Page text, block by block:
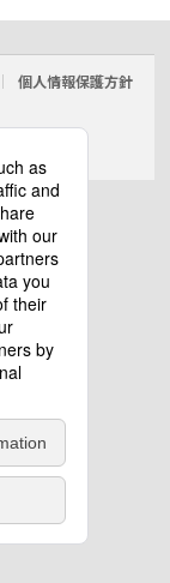
個人情報保護方針